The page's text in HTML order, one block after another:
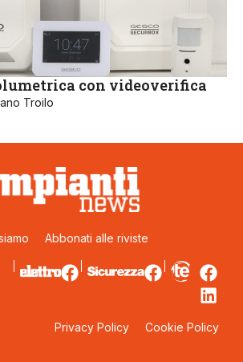
con videoverifica
Troilo
Abbonati alle riviste
Privacy Policy Cookie Policy